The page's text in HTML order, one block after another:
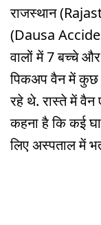
राजस्थान
(Dausa
वालों में 7 बच्चे और
पिकअप वैन में कुछ
रहे थे. रास्ते में
कहना है कि कई
लिए अस्पताल में